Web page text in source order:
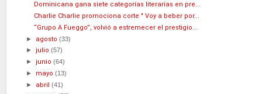
Dominicana gana siete categorías literarias en pre...
Charlie Charlie promociona corte " Voy a beber por...
“Grupo A Fueggo”, volvió a estremecer el prestigio...
► agosto(33)
►julio(57)
►junio(64)
► mayo(13)
► abril(41)